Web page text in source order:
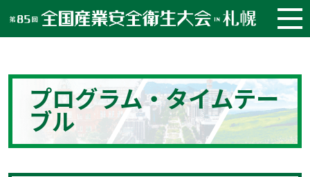
プログラム・タイムテー
ブル